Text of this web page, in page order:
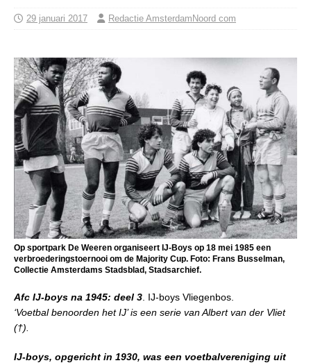
29 januari 2017 Redactie AmsterdamNoord com
Op sportpark De Weeren organiseert IJ-Boys op 18 mei 1985 een
verbroederingstoernooi om de Majority Cup. Foto: Frans Busselman,
Collectie Amsterdams Stadsblad, Stadsarchief.
Afc IJ-boys na 1945: deel 3 . IJ-boys Vliegenbos.
‘Voetbal benoorden het IJ’ is een serie van Albert van der Vliet
(†).
IJ-boys, opgericht in 1930, was een voetbalvereniging uit